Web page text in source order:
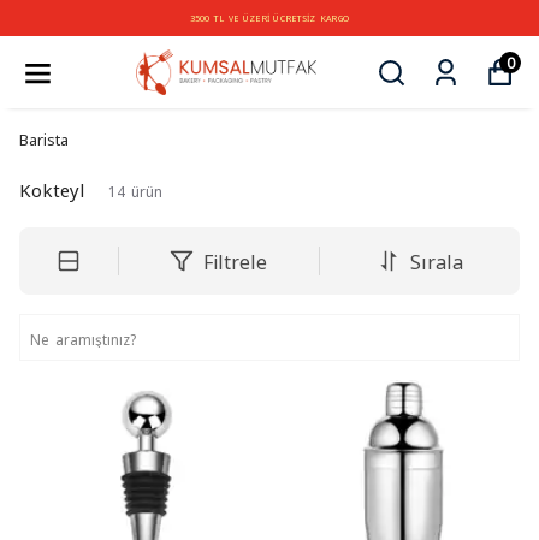
3500 TL VE ÜZERİ ÜCRETSİZ KARGO
0
Barista
Kokteyl 14 ürün
Filtrele Sırala